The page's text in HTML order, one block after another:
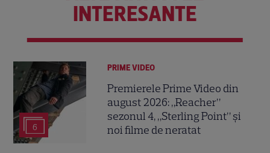
INTERESANTE
6
PRIME VIDEO
Premierele Prime Video din
august 2026: „Reacher”
sezonul 4, „Sterling Point” și
noi filme de neratat